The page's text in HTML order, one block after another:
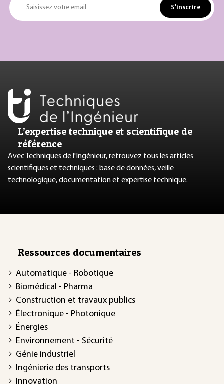
Saisissez votre email S'inscrire
L’expertise technique et scientifique de
référence
Avec Techniques de l'Ingénieur, retrouvez tous les articles
scientifiques et techniques : base de données, veille
technologique, documentation et expertise technique.
Ressources documentaires
Automatique - Robotique
Biomédical - Pharma
Construction et travaux publics
Électronique - Photonique
Énergies
Environnement - Sécurité
Génie industriel
Ingénierie des transports
Innovation